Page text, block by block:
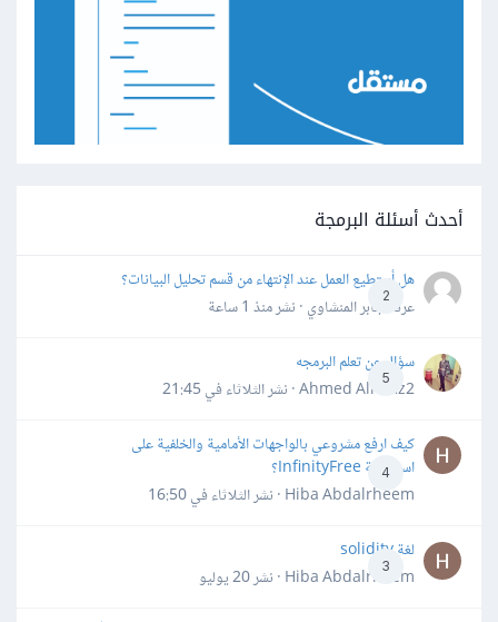
أحدث أسئلة البرمجة
2
هل أستطيع العمل عند الإنتهاء من قسم تحليل البيانات؟
عرفه جابر المنشاوي · نشرمنذ 1 ساعة
5
سؤال عن تعلم البرمجه
Ahmed Alhafiz2 · نشر
الثلاثاء في 21:45
4
كيف ارفع مشروعي بالواجهات الأمامية والخلفية على
استضافة InfinityFree؟
Hiba Abdalrheem · نشر
الثلاثاء في 16:50
3
لغة solidity
Hiba Abdalrheem · نشر
20 يوليو